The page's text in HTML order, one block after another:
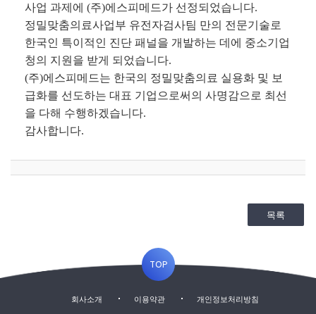
사업 과제에 (주)에스피메드가 선정되었습니다.
정밀맞춤의료사업부 유전자검사팀 만의 전문기술로
한국인 특이적인 진단 패널을 개발하는 데에 중소기업
청의 지원을 받게 되었습니다.
(주)에스피메드는 한국의 정밀맞춤의료 실용화 및 보
급화를 선도하는 대표 기업으로써의 사명감으로 최선
을 다해 수행하겠습니다.
감사합니다.
목록
TOP
회사소개 이용약관 개인정보처리방침